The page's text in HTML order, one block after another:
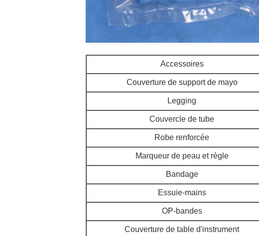
Accessoires
Couverture de support de mayo
Legging
Couvercle de tube
Robe renforcée
Marqueur de peau et règle
Bandage
Essuie-mains
OP-bandes
Couverture de table d'instrument